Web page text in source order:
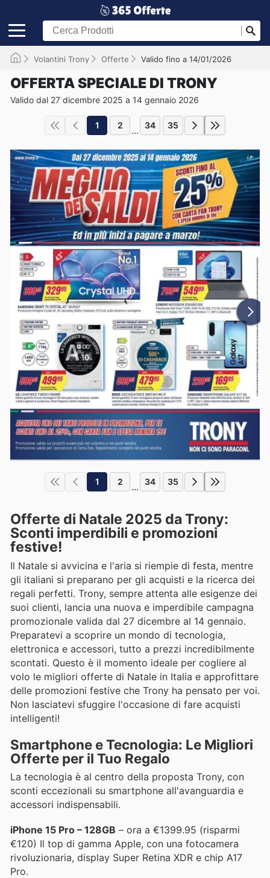
Volantini Trony Offerte Valido fino a 14/01/2026
OFFERTA SPECIALE DI TRONY
Valido dal 27 dicembre 2025 a 14 gennaio 2026
1 2 ... 34 35
1 2 ... 34 35
Offerte di Natale 2025 da Trony:
Sconti imperdibili e promozioni
festive!
Il Natale si avvicina e l'aria si riempie di festa, mentre
gli italiani si preparano per gli acquisti e la ricerca dei
regali perfetti. Trony, sempre attenta alle esigenze dei
suoi clienti, lancia una nuova e imperdibile campagna
promozionale valida dal 27 dicembre al 14 gennaio.
Preparatevi a scoprire un mondo di tecnologia,
elettronica e accessori, tutto a prezzi incredibilmente
scontati. Questo è il momento ideale per cogliere al
volo le migliori offerte di Natale in Italia e approfittare
delle promozioni festive che Trony ha pensato per voi.
Non lasciatevi sfuggire l'occasione di fare acquisti
intelligenti!
Smartphone e Tecnologia: Le Migliori
Offerte per il Tuo Regalo
La tecnologia è al centro della proposta Trony, con
sconti eccezionali su smartphone all'avanguardia e
accessori indispensabili.
iPhone 15 Pro – 128GB – ora a €1399.95 (risparmi
€120) Il top di gamma Apple, con una fotocamera
rivoluzionaria, display Super Retina XDR e chip A17
Pro.